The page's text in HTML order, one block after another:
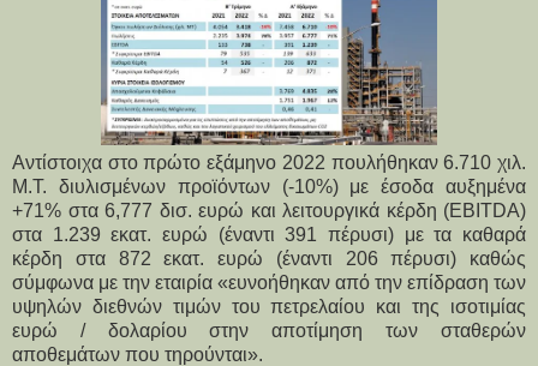
Αντίστοιχα στο πρώτο εξάμηνο 2022 πουλήθηκαν 6.710 χιλ.
Μ.Τ. διυλισμένων προϊόντων (-10%) με έσοδα αυξημένα
+71% στα 6,777 δισ. ευρώ και λειτουργικά κέρδη (EBITDA)
στα 1.239 εκατ. ευρώ (έναντι 391 πέρυσι) με τα καθαρά
κέρδη στα 872 εκατ. ευρώ (έναντι 206 πέρυσι) καθώς
σύμφωνα με την εταιρία «ευνοήθηκαν από την επίδραση των
υψηλών διεθνών τιμών του πετρελαίου και της ισοτιμίας
ευρώ / δολαρίου στην αποτίμηση των σταθερών
αποθεμάτων που τηρούνται».